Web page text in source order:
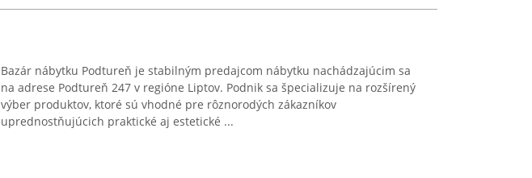
Bazár nábytku Podtureň je stabilným predajcom nábytku nachádzajúcim sa
na adrese Podtureň 247 v regióne Liptov. Podnik sa špecializuje na rozšírený
výber produktov, ktoré sú vhodné pre rôznorodých zákazníkov
uprednostňujúcich praktické aj estetické ...